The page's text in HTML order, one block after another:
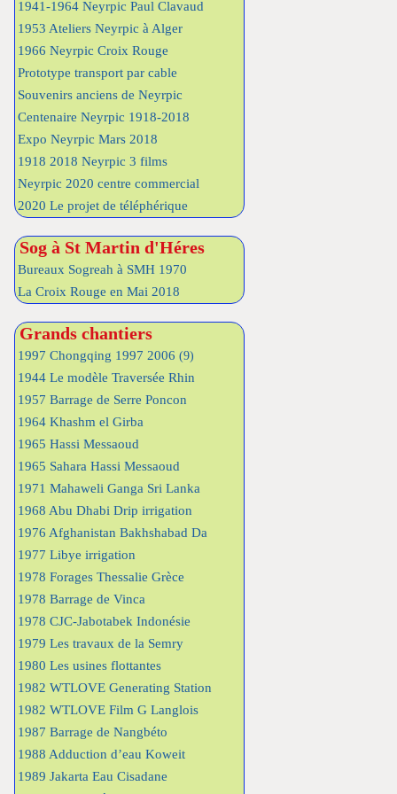
1941-1964 Neyrpic Paul Clavaud
1953 Ateliers Neyrpic à Alger
1966 Neyrpic Croix Rouge
Prototype transport par cable
Souvenirs anciens de Neyrpic
Centenaire Neyrpic 1918-2018
Expo Neyrpic Mars 2018
1918 2018 Neyrpic 3 films
Neyrpic 2020 centre commercial
2020 Le projet de téléphérique
Sog à St Martin d'Héres
Bureaux Sogreah à SMH 1970
La Croix Rouge en Mai 2018
Grands chantiers
1997 Chongqing 1997 2006 (9)
1944 Le modèle Traversée Rhin
1957 Barrage de Serre Poncon
1964 Khashm el Girba
1965 Hassi Messaoud
1965 Sahara Hassi Messaoud
1971 Mahaweli Ganga Sri Lanka
1968 Abu Dhabi Drip irrigation
1976 Afghanistan Bakhshabad Da
1977 Libye irrigation
1978 Forages Thessalie Grèce
1978 Barrage de Vinca
1978 CJC-Jabotabek Indonésie
1979 Les travaux de la Semry
1980 Les usines flottantes
1982 WTLOVE Generating Station
1982 WTLOVE Film G Langlois
1987 Barrage de Nangbéto
1988 Adduction d’eau Koweit
1989 Jakarta Eau Cisadane